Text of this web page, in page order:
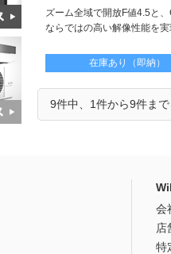
ズーム全域で開放F値4.5と
ならではの高い解像性能を
在庫あり（即納）
9件中、1件から9件ま
会
店
特